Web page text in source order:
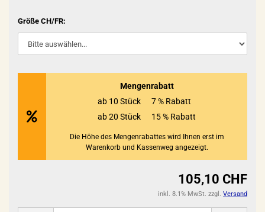
Größe CH/FR:
Mengenrabatt
ab 10 Stück
7 % Rabatt
ab 20 Stück
15 % Rabatt
Die Höhe des Mengenrabattes wird Ihnen erst im
Warenkorb und Kassenweg angezeigt.
105,10 CHF
inkl. 8.1% MwSt. zzgl. Versand